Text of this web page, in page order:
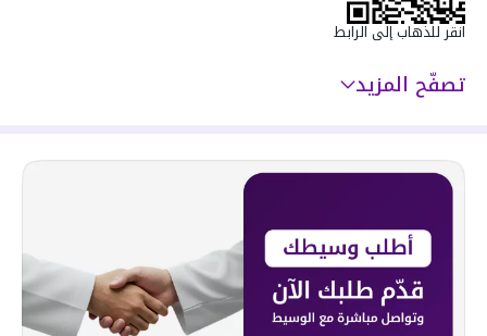
انقر للذهاب إلى الرابط
تصفّح المزيد